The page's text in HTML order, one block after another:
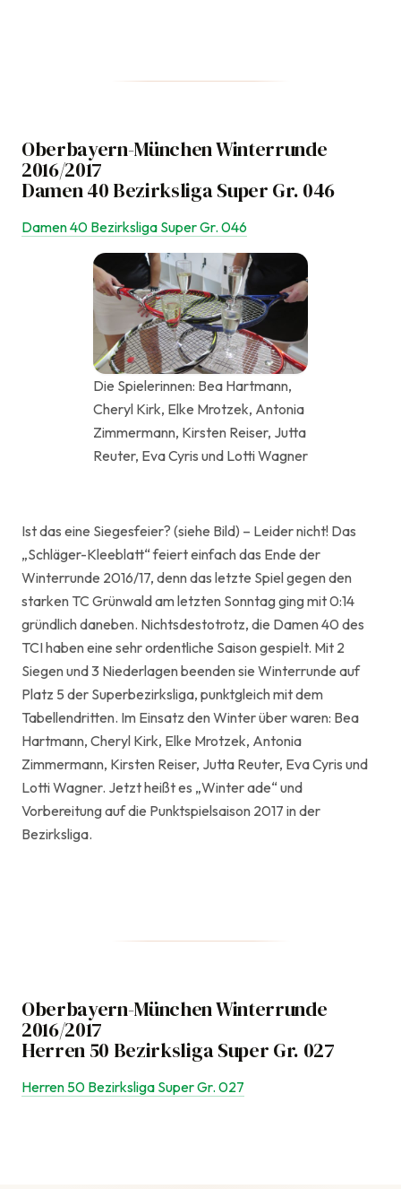
Oberbayern-München Winterrunde
2016/2017
Damen 40 Bezirksliga Super Gr. 046
Damen 40 Bezirksliga Super Gr. 046
Die Spielerinnen: Bea Hartmann,
Cheryl Kirk, Elke Mrotzek, Antonia
Zimmermann, Kirsten Reiser, Jutta
Reuter, Eva Cyris und Lotti Wagner
Ist das eine Siegesfeier? (siehe Bild) – Leider nicht! Das
„Schläger-Kleeblatt“ feiert einfach das Ende der
Winterrunde 2016/17, denn das letzte Spiel gegen den
starken TC Grünwald am letzten Sonntag ging mit 0:14
gründlich daneben. Nichtsdestotrotz, die Damen 40 des
TCI haben eine sehr ordentliche Saison gespielt. Mit 2
Siegen und 3 Niederlagen beenden sie Winterrunde auf
Platz 5 der Superbezirksliga, punktgleich mit dem
Tabellendritten. Im Einsatz den Winter über waren: Bea
Hartmann, Cheryl Kirk, Elke Mrotzek, Antonia
Zimmermann, Kirsten Reiser, Jutta Reuter, Eva Cyris und
Lotti Wagner. Jetzt heißt es „Winter ade“ und
Vorbereitung auf die Punktspielsaison 2017 in der
Bezirksliga.
Oberbayern-München Winterrunde
2016/2017
Herren 50 Bezirksliga Super Gr. 027
Herren 50 Bezirksliga Super Gr. 027